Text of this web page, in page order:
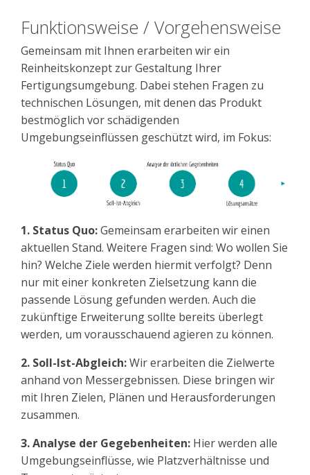
Funktionsweise / Vorgehensweise
Gemeinsam mit Ihnen erarbeiten wir ein
Reinheitskonzept zur Gestaltung Ihrer
Fertigungsumgebung. Dabei stehen Fragen zu
technischen Lösungen, mit denen das Produkt
bestmöglich vor schädigenden
Umgebungseinflüssen geschützt wird, im Fokus:
1. Status Quo:Gemeinsam erarbeiten wir einen
aktuellen Stand. Weitere Fragen sind: Wo wollen Sie
hin? Welche Ziele werden hiermit verfolgt? Denn
nur mit einer konkreten Zielsetzung kann die
passende Lösung gefunden werden. Auch die
zukünftige Erweiterung sollte bereits überlegt
werden, um vorausschauend agieren zu können.
2. Soll-Ist-Abgleich:Wir erarbeiten die Zielwerte
anhand von Messergebnissen. Diese bringen wir
mit Ihren Zielen, Plänen und Herausforderungen
zusammen.
3. Analyse der Gegebenheiten: Hier werden alle
Umgebungseinflüsse, wie Platzverhältnisse und